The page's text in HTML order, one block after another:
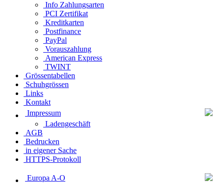
Info Zahlungsarten
PCI Zertifikat
Kreditkarten
Postfinance
PayPal
Vorauszahlung
American Express
TWINT
Grössentabellen
Schuhgrössen
Links
Kontakt
Impressum
Ladengeschäft
AGB
Bedrucken
in eigener Sache
HTTPS-Protokoll
Europa A-O